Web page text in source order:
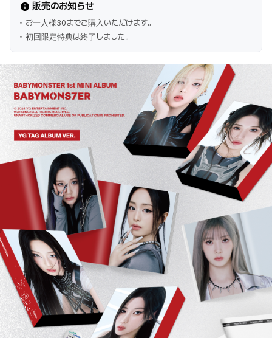
販売のお知らせ
お一人様30までご購入いただけます。
初回限定特典は終了しました。